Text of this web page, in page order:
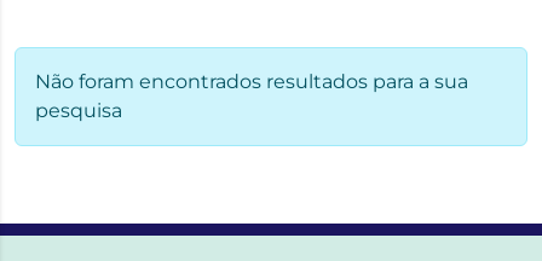
Não foram encontrados resultados para a sua
pesquisa